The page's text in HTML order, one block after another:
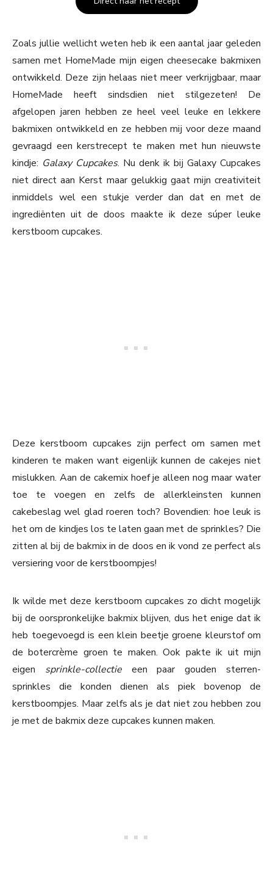
Zoals jullie wellicht weten heb ik een aantal jaar geleden
samen met HomeMade mijn eigen cheesecake bakmixen
ontwikkeld. Deze zijn helaas niet meer verkrijgbaar, maar
HomeMade heeft sindsdien niet stilgezeten! De
afgelopen jaren hebben ze heel veel leuke en lekkere
bakmixen ontwikkeld en ze hebben mij voor deze maand
gevraagd een kerstrecept te maken met hun nieuwste
kindje: Galaxy Cupcakes. Nu denk ik bij Galaxy Cupcakes
niet direct aan Kerst maar gelukkig gaat mijn creativiteit
inmiddels wel een stukje verder dan dat en met de
ingrediënten uit de doos maakte ik deze súper leuke
kerstboom cupcakes.
Deze kerstboom cupcakes zijn perfect om samen met
kinderen te maken want eigenlijk kunnen de cakejes niet
mislukken. Aan de cakemix hoef je alleen nog maar water
toe te voegen en zelfs de allerkleinsten kunnen
cakebeslag wel glad roeren toch? Bovendien: hoe leuk is
het om de kindjes los te laten gaan met de sprinkles? Die
zitten al bij de bakmix in de doos en ik vond ze perfect als
versiering voor de kerstboompjes!
Ik wilde met deze kerstboom cupcakes zo dicht mogelijk
bij de oorspronkelijke bakmix blijven, dus het enige dat ik
heb toegevoegd is een klein beetje groene kleurstof om
de botercrème groen te maken. Ook pakte ik uit mijn
eigen sprinkle-collectie een paar gouden sterren-
sprinkles die konden dienen als piek bovenop de
kerstboompjes. Maar zelfs als je dat niet zou hebben zou
je met de bakmix deze cupcakes kunnen maken.